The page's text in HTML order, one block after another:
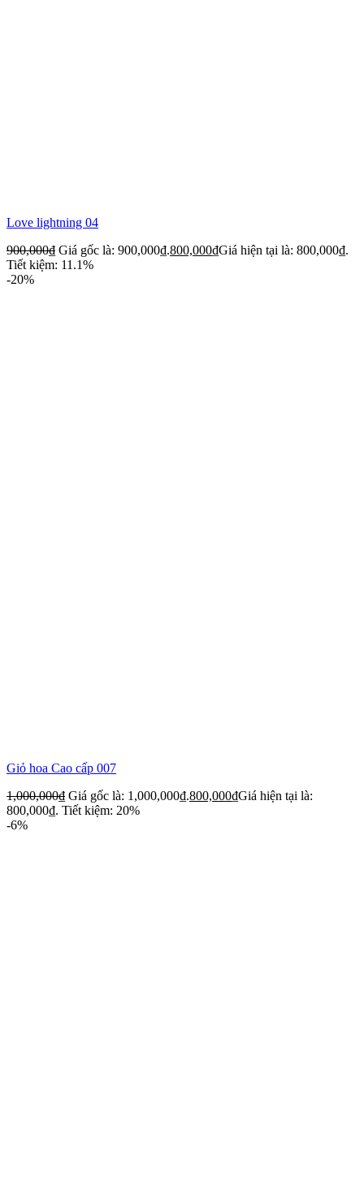
Love lightning 04
900,000₫ Giá gốc là: 900,000₫.800,000₫Giá hiện tại là: 800,000₫.
Tiết kiệm: 11.1%
-20%
Giỏ hoa Cao cấp 007
1,000,000₫ Giá gốc là: 1,000,000₫.800,000₫Giá hiện tại là:
800,000₫. Tiết kiệm: 20%
-6%